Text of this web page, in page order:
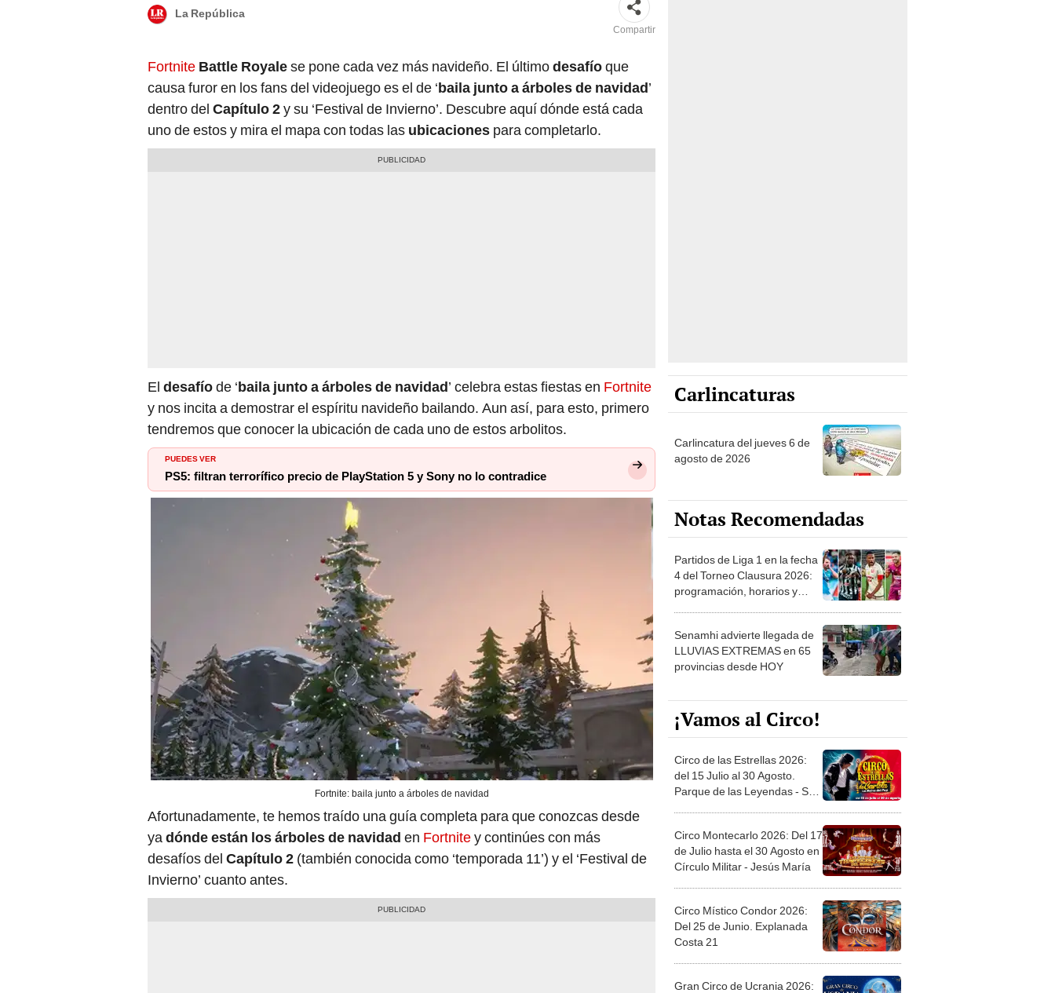
La República
Compartir
Fortnite Battle Royalese pone cada vez más navideño. El últimodesafíoque
causa furor en los fans del videojuego es el de ‘baila junto a árboles de navidad’
dentro del Capítulo 2y su ‘Festival de Invierno’. Descubre aquí dónde está cada
uno de estos y mira el mapa con todas las ubicaciones para completarlo.
El desafíode ‘baila junto a árboles de navidad’ celebra estas fiestas en Fortnite
y nos incita a demostrar el espíritu navideño bailando. Aun así, para esto, primero
tendremos que conocer la ubicación de cada uno de estos arbolitos.
PUEDES VER
PS5: filtran terrorífico precio de PlayStation 5 y Sony no lo contradice
Fortnite: baila junto a árboles de navidad
Afortunadamente, te hemos traído una guía completa para que conozcas desde
yadónde están los árboles de navidad en Fortnitey continúes con más
desafíos del Capítulo 2 (también conocida como ‘temporada 11’) y el ‘Festival de
Invierno’ cuanto antes.
Carlincaturas
Carlincatura del jueves 6 de
agosto de 2026
Notas Recomendadas
Partidos de Liga 1 en la fecha
4 del Torneo Clausura 2026:
programación, horarios y
Senamhi advierte llegada de
LLUVIAS EXTREMAS en 65
provincias desde HOY
¡Vamos al Circo!
Circo de las Estrellas 2026:
del 15 Julio al 30 Agosto.
Parque de las Leyendas - San
Circo Montecarlo 2026: Del 17
de Julio hasta el 30 Agosto en
Círculo Militar - Jesús María
Circo Místico Condor 2026:
Del 25 de Junio. Explanada
Costa 21
Gran Circo de Ucrania 2026: